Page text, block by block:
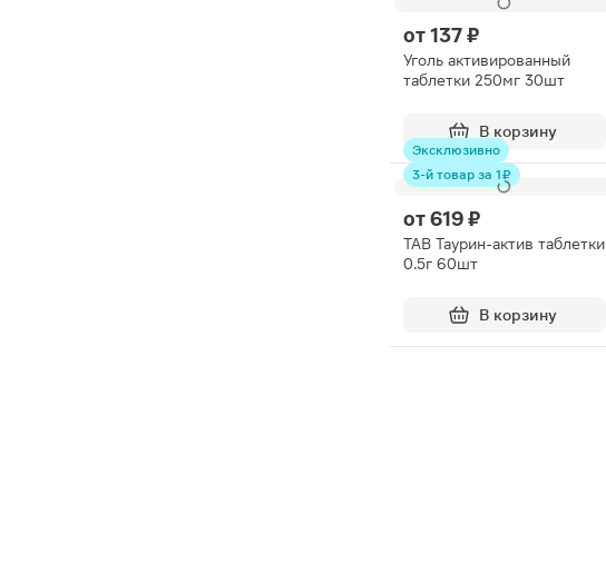
от137 ₽
Уголь активированный
таблетки 250мг 30шт
В корзину
Эксклюзивно
3-й товар за 1 ₽
от619 ₽
TAB Таурин-актив таблетки
0.5г 60шт
В корзину